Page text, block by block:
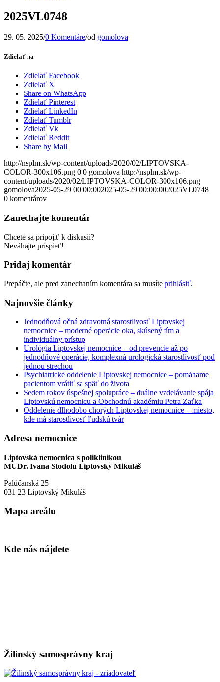
2025VL0748
29. 05. 2025/0 Komentáre/od gomolova
Zdielať na
Zdielať Facebook
Zdielať X
Share on WhatsApp
Zdielať Pinterest
Zdielať LinkedIn
Zdielať Tumblr
Zdielať Vk
Zdielať Reddit
Share by Mail
http://nsplm.sk/wp-content/uploads/2020/02/LIPTOVSKA-
COLOR-300x106.png 0 0 gomolova http://nsplm.sk/wp-
content/uploads/2020/02/LIPTOVSKA-COLOR-300x106.png
gomolova2025-05-29 00:00:002025-05-29 00:00:002025VL0748
0 komentárov
Zanechajte komentár
Chcete sa pripojiť k diskusii?
Neváhajte prispieť!
Pridaj komentár
Prepáčte, ale pred zanechaním komentára sa musíte prihlásiť.
Najnovšie články
Jednodňová očná zdravotná starostlivosť Liptovskej
nemocnice – moderné operácie oka, skúsený tím a
individuálny prístup
Urológia Liptovskej nemocnice – od prevencie až po
jednodňové operácie, komplexná urologická starostlivosť pod
jednou strechou
Psychiatrické oddelenie Liptovskej nemocnice – pomáhame
pacientom vrátiť sa späť do života
Sedem rokov úspešnej spolupráce – duálne vzdelávanie spája
Liptovskú nemocnicu a Obchodnú akadémiu Petra Zaťka
Oddelenie dlhodobo chorých Liptovskej nemocnice – miesto,
kde má starostlivosť ľudskú tvár
Adresa nemocnice
Liptovská nemocnica s poliklinikou
MUDr. Ivana Stodolu Liptovský Mikuláš
Palúčanská 25
031 23 Liptovský Mikuláš
Mapa areálu
Kde nás nájdete
Žilinský samosprávny kraj